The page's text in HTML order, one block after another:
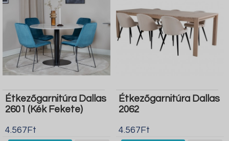
Étkezőgarnitúra Dallas
2601 (Kék Fekete)
4.567Ft
Étkezőgarnitúra Dallas
2062
4.567Ft